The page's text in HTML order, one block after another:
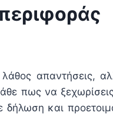
απαντήσεις,
πως να
δήλωση και